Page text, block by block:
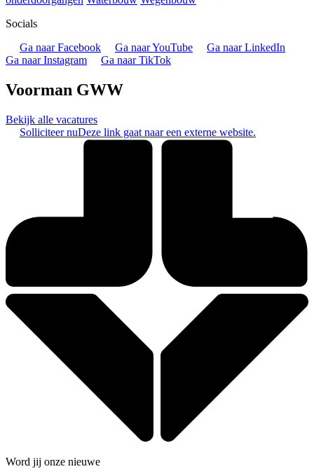
Socials
Ga naar Facebook
Ga naar YouTube
Ga naar LinkedIn
Ga naar Instagram
Ga naar TikTok
Voorman GWW
Bekijk alle vacatures
Solliciteer nuDeze link gaat naar een externe website.
Word jij onze nieuwe